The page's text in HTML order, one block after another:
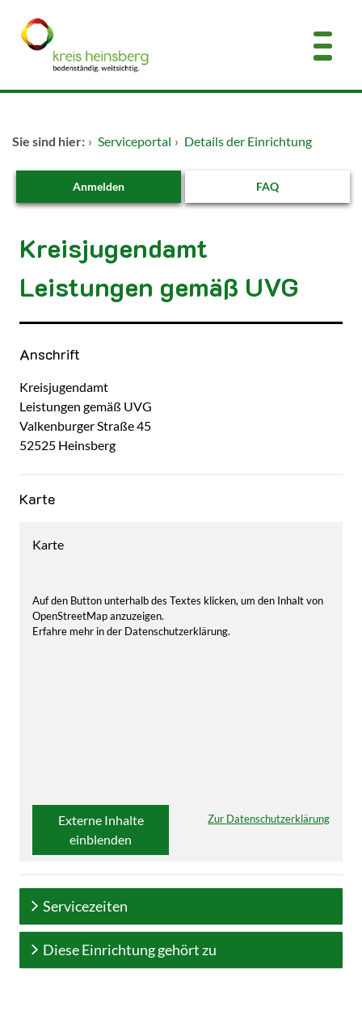
Zum Hauptinhalt springen
Dienstleistungen A-Z
Kontakt
Sie sind hier: › Serviceportal › Details der Einrichtung
FAQ
Anmelden
Kreisjugendamt
Leistungen gemäß UVG
Anschrift
Kreisjugendamt
Leistungen gemäß UVG
Valkenburger Straße45
52525 Heinsberg
Karte
Karte
Auf den Button unterhalb des Textes klicken, um den Inhalt von
OpenStreetMap anzuzeigen.
Erfahre mehr in der Datenschutzerklärung.
Externe Inhalte
einblenden
Zur Datenschutzerklärung
Servicezeiten
Diese Einrichtung gehört zu